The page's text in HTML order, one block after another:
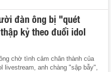
đàn ông bị "quét
kỷ theo đuổi idol
chờ tình cảm chân thành của
livestream, anh chàng "sập bẫy",